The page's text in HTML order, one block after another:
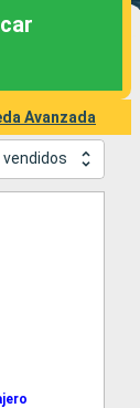
Avanzada